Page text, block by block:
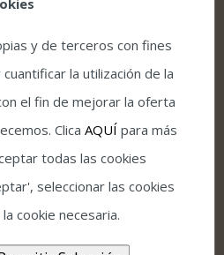
y de terceros con fines
la utilización de la
el fin de mejorar la oferta
ClicaAQUÍ para más
todas las cookies
seleccionar las cookies
cookie necesaria.